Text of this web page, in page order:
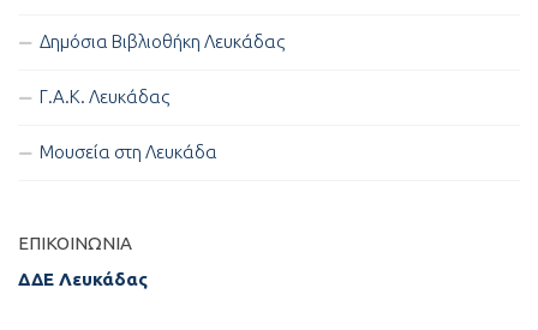
Δημόσια Βιβλιοθήκη Λευκάδας
Γ.Α.Κ. Λευκάδας
Μουσεία στη Λευκάδα
ΕΠΙΚΟΙΝΩΝΊΑ
ΔΔΕ Λευκάδας